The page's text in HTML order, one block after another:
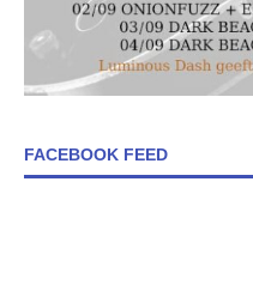
FACEBOOK FEED